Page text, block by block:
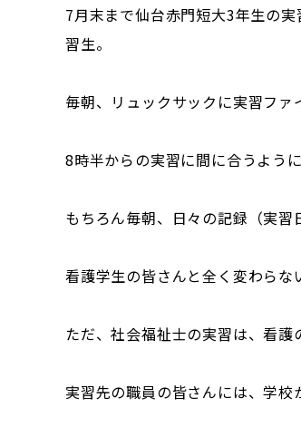
7月末まで仙台赤門短大3年生の
習生。
毎朝、リュックサックに実習ファ
8時半からの実習に間に合うよう
もちろん毎朝、日々の記録（実習
看護学生の皆さんと全く変わらな
ただ、社会福祉士の実習は、看護
実習先の職員の皆さんには、学校